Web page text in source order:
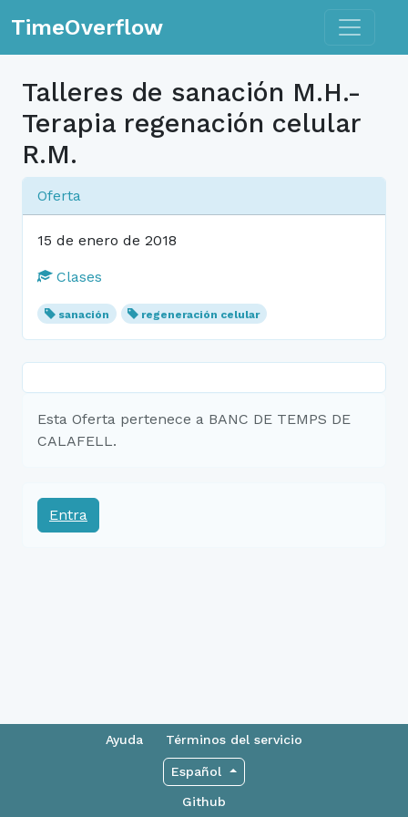
TimeOverflow Toggle
Talleres de sanación M.H.-
Terapia regenación celular
R.M.
Oferta
15 de enero de 2018
Clases
sanación regeneración celular
Esta Oferta pertenece a BANC DE TEMPS DE
CALAFELL.
Entra
Ayuda Términos del servicio
Español
Github